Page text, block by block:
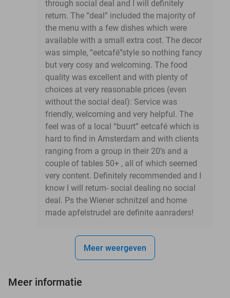
through social deal and I will definitely
return. The “deal” included the majority of
the menu with a few dishes which were
available with a small extra cost. The decor
was simple, “eetcafé”style so nothing fancy
but very cosy and welcoming. The food
quality was excellent and with plenty of
choices at very reasonable prices (even
without the social deal): Service was
friendly, welcoming and very helpful. The
feel was of a local “buurt” eetcafé which is
hard to find in Amsterdam and with clients
ranging from a group in their 20’s and a
couple of tables 50+ , all of which seemed
very content. Definitely recommended and I
know I will return- social dealing no social
deal. Ps the Wiener schnitzel and home
made apfelstrudel are definite aanraders!
Meer weergeven
Meer informatie